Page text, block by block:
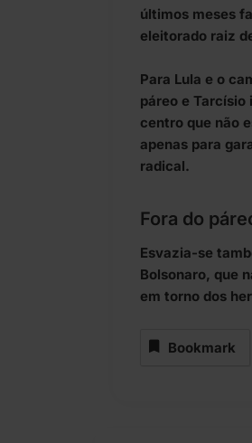
últimos meses
eleitorado raiz
Para Lula e o
páreo e
centro que não
apenas para
radical.
Fora do
Esvazia-se
Bolsonaro, que
em torno dos
Bookmark